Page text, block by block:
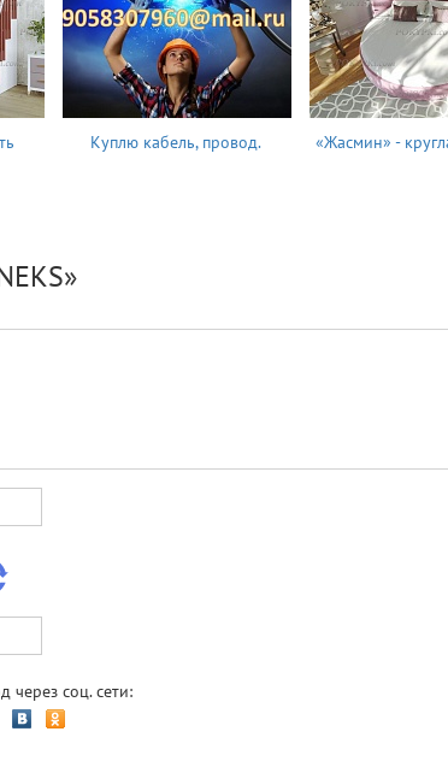
Куплю кабель, провод. «Жасмин» -
через соц. сети: